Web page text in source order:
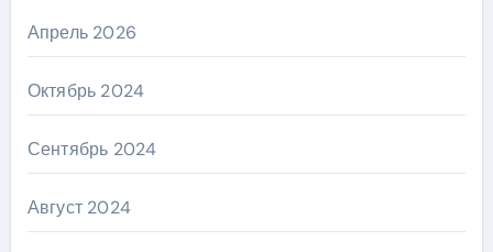
Апрель 2026
Октябрь 2024
Сентябрь 2024
Август 2024